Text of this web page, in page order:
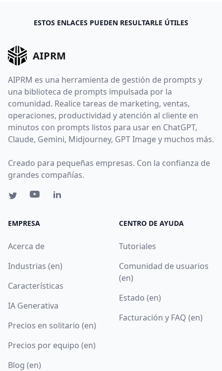
ESTOS ENLACES PUEDEN RESULTARLE ÚTILES
AIPRM
AIPRM es una herramienta de gestión de prompts y
una biblioteca de prompts impulsada por la
comunidad. Realice tareas de marketing, ventas,
operaciones, productividad y atención al cliente en
minutos con prompts listos para usar en ChatGPT,
Claude, Gemini, Midjourney, GPT Image y muchos más.
Creado para pequeñas empresas. Con la confianza de
grandes compañías.
EMPRESA
Acerca de
Industrias (en)
Características
IA Generativa
Precios en solitario (en)
Precios por equipo (en)
Blog (en)
CENTRO DE AYUDA
Tutoriales
Comunidad de usuarios
(en)
Estado (en)
Facturación y FAQ (en)